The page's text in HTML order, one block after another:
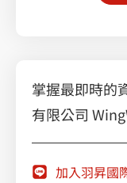
掌握最即時的
有限公司
加入羽昇國